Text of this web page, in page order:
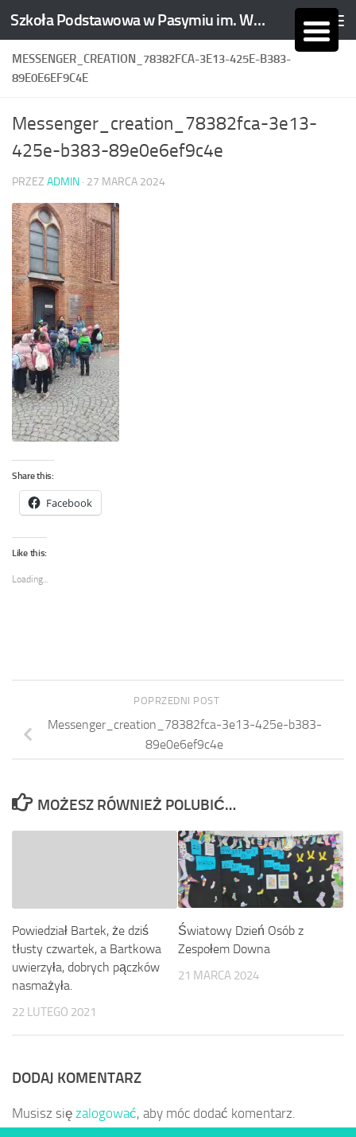
Skip to content Szkoła Podstawowa w Pasymiu im. Wojciecha Kętrzyńskiego
MESSENGER_CREATION_78382FCA-3E13-425E-B383-
89E0E6EF9C4E
Messenger_creation_78382fca-3e13-
425e-b383-89e0e6ef9c4e
PRZEZ ADMIN · 27 MARCA 2024
Share this:
Facebook
Like this:
Loading...
POPRZEDNI POST
Messenger_creation_78382fca-3e13-425e-b383-
89e0e6ef9c4e
MOŻESZ RÓWNIEŻ POLUBIĆ…
Powiedział Bartek, że dziś
tłusty czwartek, a Bartkowa
uwierzyła, dobrych pączków
nasmażyła.
22 LUTEGO 2021
Światowy Dzień Osób z
Zespołem Downa
21 MARCA 2024
DODAJ KOMENTARZ
Musisz się zalogować, aby móc dodać komentarz.